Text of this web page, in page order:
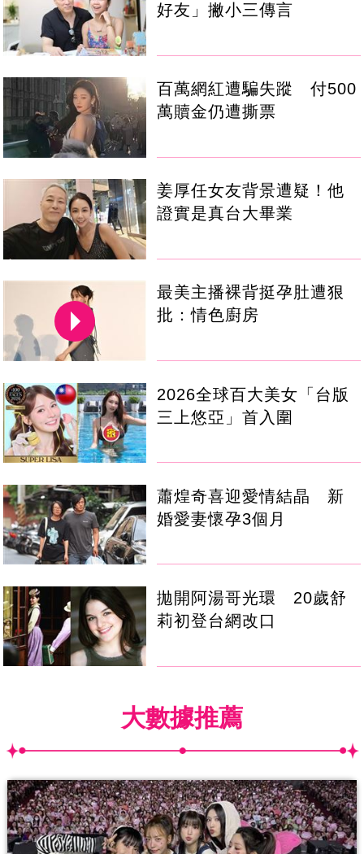
好友」撇小三傳言
百萬網紅遭騙失蹤 付500
萬贖金仍遭撕票
姜厚任女友背景遭疑！他
證實是真台大畢業
最美主播裸背挺孕肚遭狠
批：情色廚房
2026全球百大美女「台版
三上悠亞」首入圍
蕭煌奇喜迎愛情結晶 新
婚愛妻懷孕3個月
拋開阿湯哥光環 20歲舒
莉初登台網改口
大數據推薦